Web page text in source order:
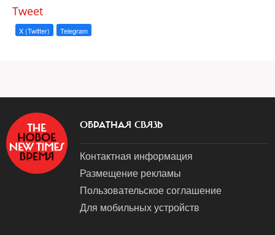
Tweet
X (Twitter) Telegram
ОБРАТНАЯ СВЯЗЬ
Контактная информация
Размещение рекламы
Пользовательское соглашение
Для мобильных устройств